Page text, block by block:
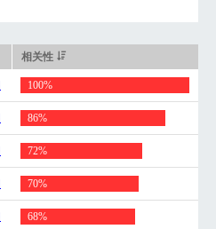
相关性
100%
86%
72%
70%
68%